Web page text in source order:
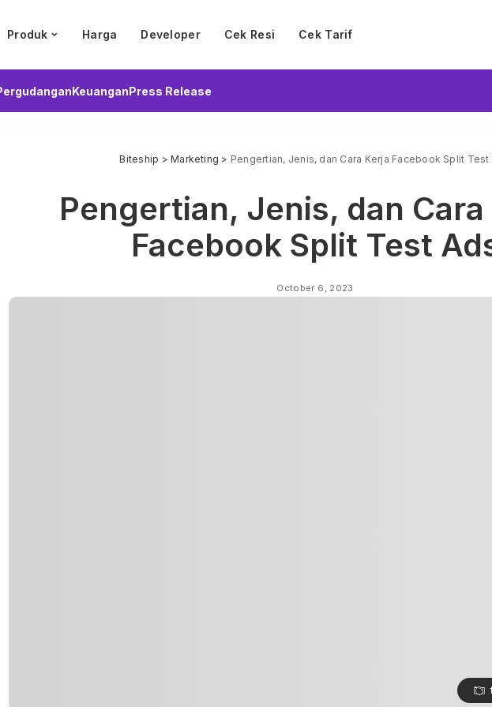
Produk Harga Developer Cek Resi Cek Tarif
KeuanganPress Release
Biteship >Marketing > Pengertian, Jenis, dan Cara Kerja Facebook Split Test
Pengertian, Jenis, dan Cara
Facebook Split Test
October 6, 2023